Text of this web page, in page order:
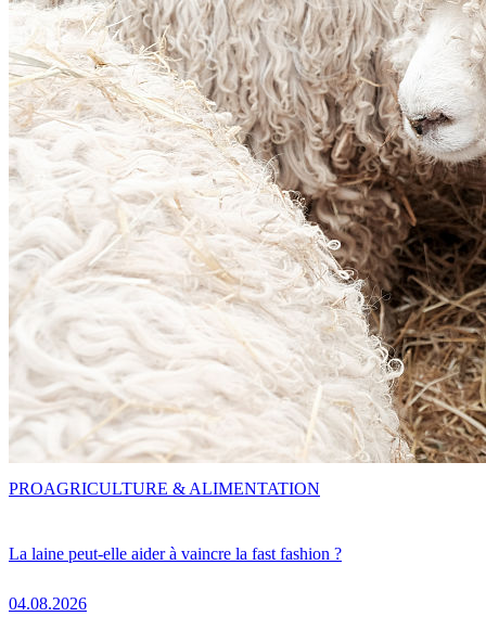
La laine peut-elle aider à vaincre la fast fashion ?
04.08.2026
PROAGRICULTURE & ALIMENTATION